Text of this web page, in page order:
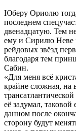
Юберу Ориолю
последнем
двенадцатую. Тем
ему и Сирилю Неве
рейдовых звёзд
благодаря тем
Сабин.
«Для меня всё
крайне сложная, на
её задумал,
данном после
сторону будут